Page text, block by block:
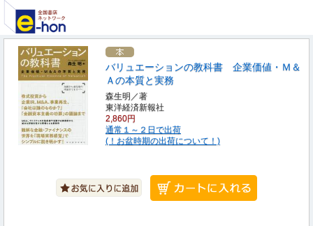
バリュエーションの教科書 企業価値・Ｍ＆
Ａの本質と実務
森生明／著
東洋経済新報社
2,860円
通常１～２日で出荷
(！お盆時期の出荷について！)